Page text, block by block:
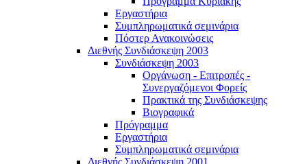
Εργαστήρια
Συμπληρωματικά σεμινάρια
Πόστερ Ανακοινώσεις
Διεθνής Συνδιάσκεψη 2003
Συνδιάσκεψη 2003
Οργάνωση - Επιτροπές -
Συνεργαζόμενοι Φορείς
Πρακτικά της Συνδιάσκεψης
Βιογραφικά
Πρόγραμμα
Εργαστήρια
Συμπληρωματικά σεμινάρια
Διεθνής Συνδιάσκεψη 2001